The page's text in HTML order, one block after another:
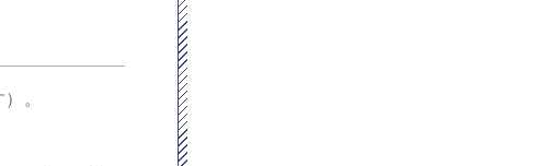
。